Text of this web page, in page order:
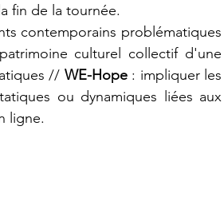
fin de la tournée.
contemporains problématiques
culturel collectif d'une
// WE-Hope : impliquer les
ou dynamiques liées aux
ligne.